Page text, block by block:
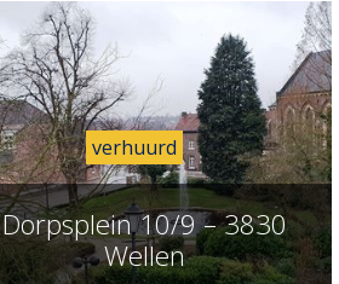
Dorpsplein 10/9 – 3830
Wellen
verhuurd